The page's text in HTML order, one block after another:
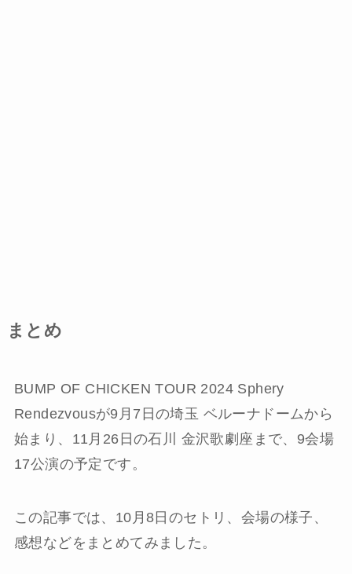
まとめ
BUMP OF CHICKEN TOUR 2024 Sphery
Rendezvousが9月7日の埼玉 ベルーナドームから
始まり、11月26日の石川 金沢歌劇座まで、9会場
17公演の予定です。
この記事では、10月8日のセトリ、会場の様子、
感想などをまとめてみました。